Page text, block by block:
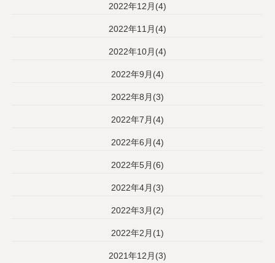
2022年12月(4)
2022年11月(4)
2022年10月(4)
2022年9月(4)
2022年8月(3)
2022年7月(4)
2022年6月(4)
2022年5月(6)
2022年4月(3)
2022年3月(2)
2022年2月(1)
2021年12月(3)